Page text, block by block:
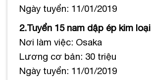
Ngày tuyển: 11/01/2019
2.Tuyển 15 nam dập ép kim loại
Nơi làm việc: Osaka
Lương cơ bản: 30 triệu
Ngày tuyển: 11/01/2019